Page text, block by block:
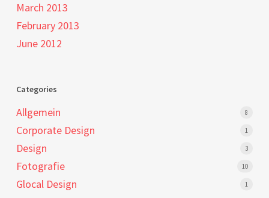
March 2013
February 2013
June 2012
Categories
Allgemein 8
Corporate Design 1
Design 3
Fotografie 10
Glocal Design 1